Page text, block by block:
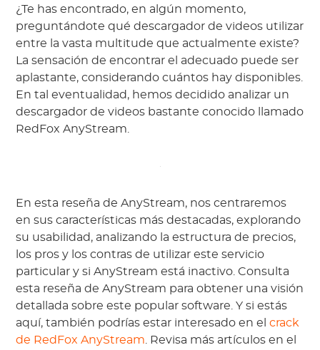
¿Te has encontrado, en algún momento,
preguntándote qué descargador de videos utilizar
entre la vasta multitude que actualmente existe?
La sensación de encontrar el adecuado puede ser
aplastante, considerando cuántos hay disponibles.
En tal eventualidad, hemos decidido analizar un
descargador de videos bastante conocido llamado
RedFox AnyStream.
En esta reseña de AnyStream, nos centraremos
en sus características más destacadas, explorando
su usabilidad, analizando la estructura de precios,
los pros y los contras de utilizar este servicio
particular y si AnyStream está inactivo. Consulta
esta reseña de AnyStream para obtener una visión
detallada sobre este popular software. Y si estás
aquí, también podrías estar interesado en elcrack
de RedFox AnyStream . Revisa más artículos en el